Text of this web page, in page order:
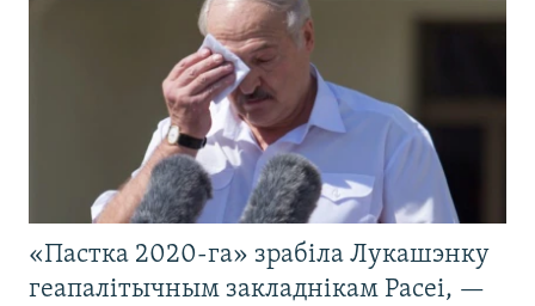
«Пастка 2020-га» зрабіла Лукашэнку
геапалітычным закладнікам Расеі, —